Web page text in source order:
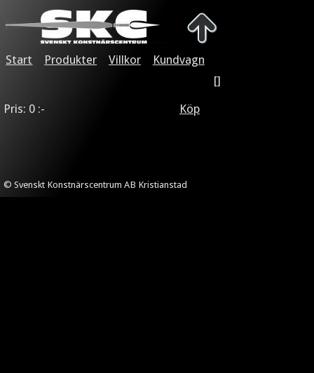
Start Produkter Villkor
Kundvagn
[]
Pris: 0 :-
Köp
© Svenskt Konstnärscentrum AB Kristianstad